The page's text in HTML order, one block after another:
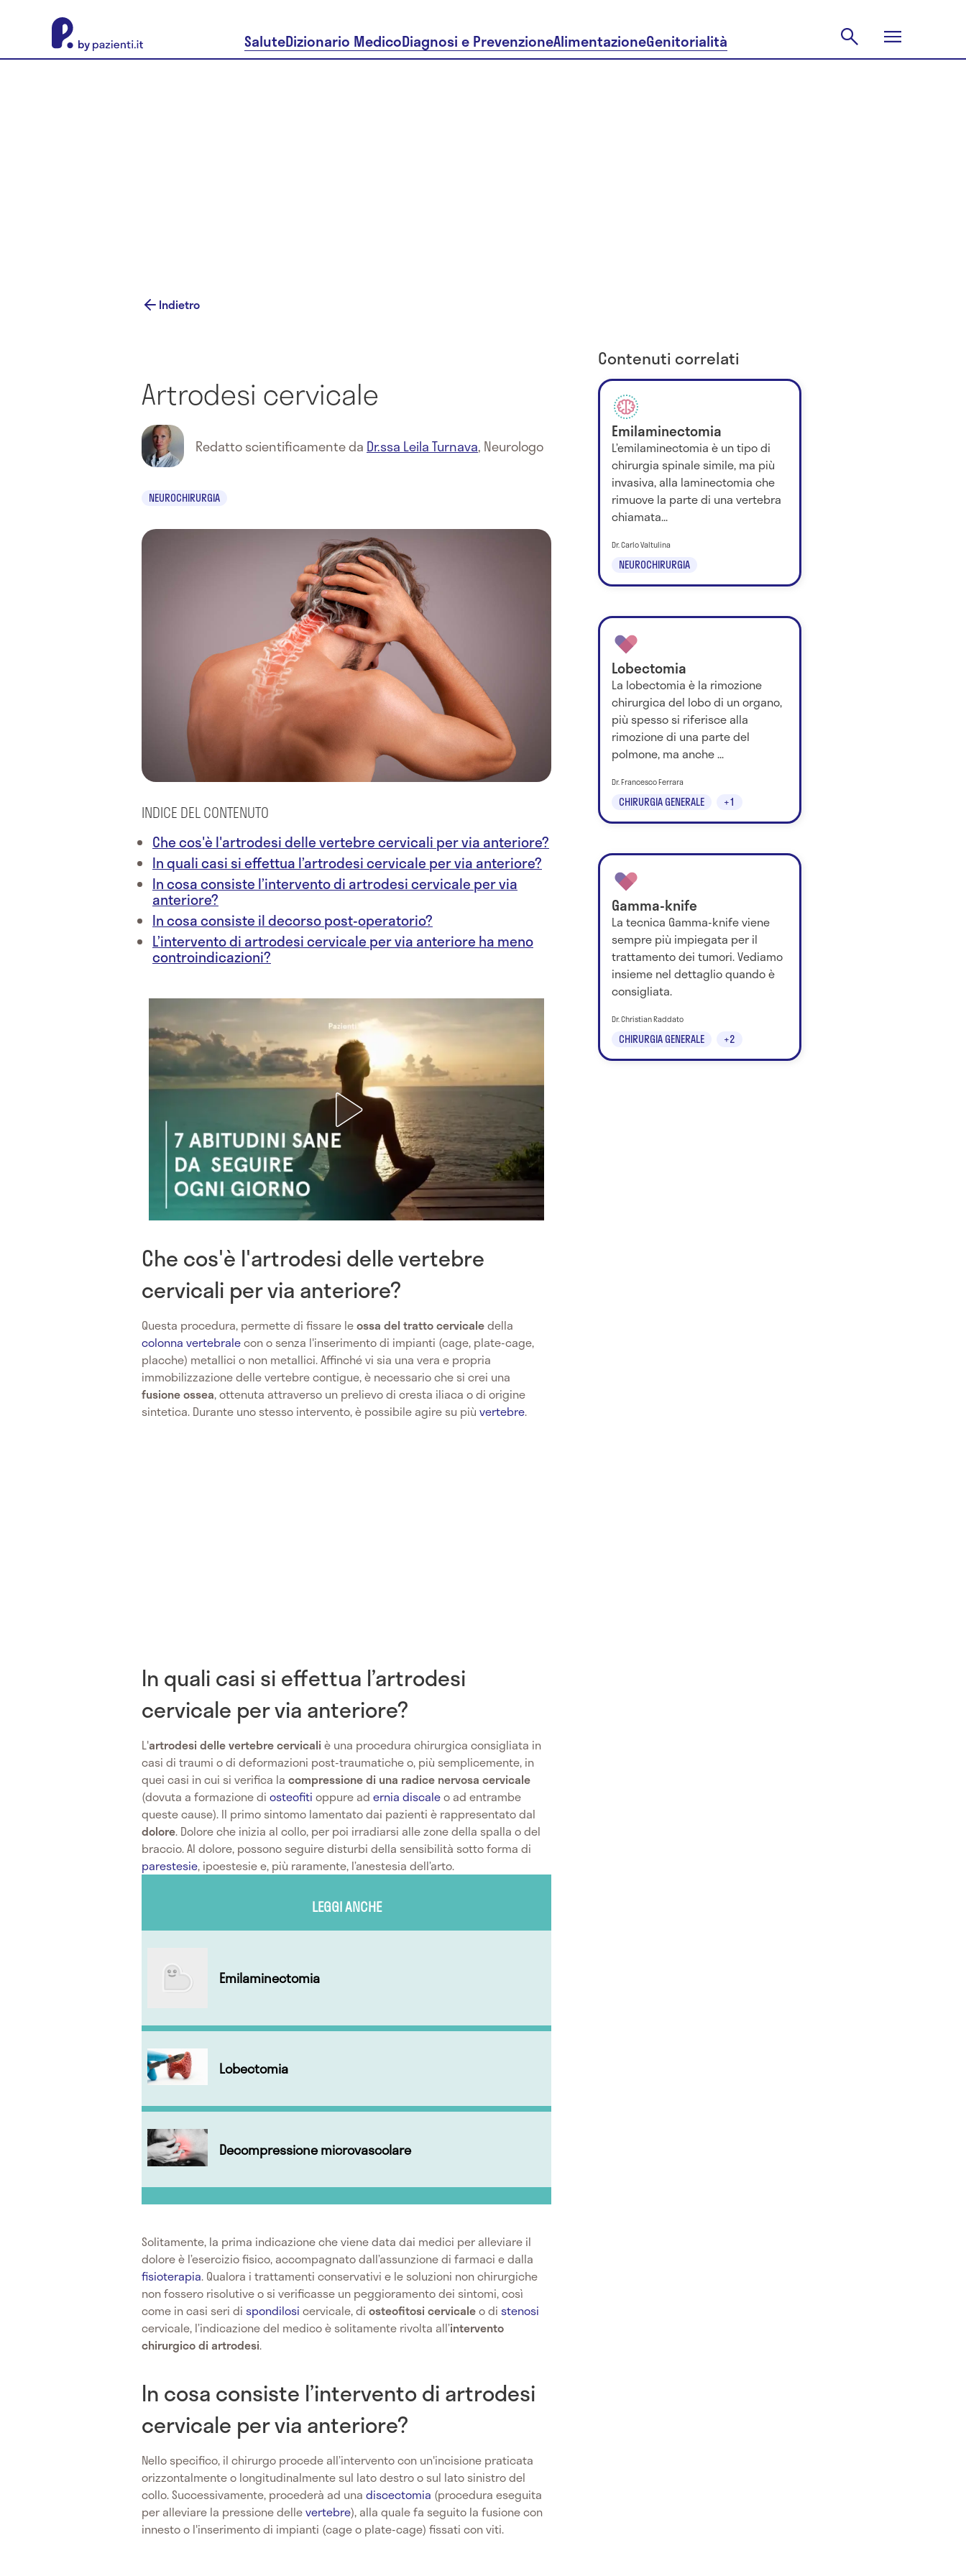
SaluteDizionario MedicoDiagnosi e PrevenzioneAlimentazioneGenitorialità
Indietro
Artrodesi cervicale
Redatto scientificamente da Dr.ssa Leila Turnava, Neurologo
NEUROCHIRURGIA
INDICE DEL CONTENUTO
Che cos'è l'artrodesi delle vertebre cervicali per via anteriore?
In quali casi si effettua l’artrodesi cervicale per via anteriore?
In cosa consiste l’intervento di artrodesi cervicale per via
anteriore?
In cosa consiste il decorso post-operatorio?
L’intervento di artrodesi cervicale per via anteriore ha meno
controindicazioni?
Che cos'è l'artrodesi delle vertebre
cervicali per via anteriore?
Questa procedura, permette di fissare leossa del tratto cervicaledella
colonna vertebralecon o senza l'inserimento di impianti (cage, plate-cage,
placche) metallici o non metallici. Affinché vi sia una vera e propria
immobilizzazione delle vertebre contigue, è necessario che si crei una
fusione ossea, ottenuta attraverso un prelievo di cresta iliaca o di origine
sintetica. Durante uno stesso intervento, è possibile agire su più vertebre.
In quali casi si effettua l’artrodesi
cervicale per via anteriore?
L'artrodesi delle vertebre cervicaliè una procedura chirurgica consigliata in
casi di traumi o di deformazioni post-traumatiche o, più semplicemente, in
quei casi in cui si verifica la compressione di una radice nervosa cervicale
(dovuta a formazione di osteofiti oppure ad ernia discaleo ad entrambe
queste cause). Il primo sintomo lamentato dai pazienti è rappresentato dal
dolore. Dolore che inizia al collo, per poi irradiarsi alle zone della spalla o del
braccio. Al dolore, possono seguire disturbi della sensibilità sotto forma di
parestesie, ipoestesie e, più raramente, l’anestesia dell’arto.
LEGGI ANCHE
Emilaminectomia
Lobectomia
Decompressione microvascolare
Solitamente, la prima indicazione che viene data dai medici per alleviare il
dolore è l’esercizio fisico, accompagnato dall’assunzione di farmaci e dalla
fisioterapia. Qualora i trattamenti conservativi e le soluzioni non chirurgiche
non fossero risolutive o si verificasse un peggioramento dei sintomi, così
come in casi seri di spondilosi cervicale, di osteofitosicervicaleo di stenosi
cervicale, l’indicazione del medico è solitamente rivolta all’intervento
chirurgico di artrodesi.
In cosa consiste l’intervento di artrodesi
cervicale per via anteriore?
Nello specifico, il chirurgo procede all’intervento con un'incisione praticata
orizzontalmente o longitudinalmente sul lato destro o sul lato sinistro del
collo. Successivamente, procederà ad una discectomia (procedura eseguita
per alleviare la pressione dellevertebre), alla quale fa seguito la fusione con
innesto o l'inserimento di impianti (cage o plate-cage) fissati con viti.
Contenuti correlati
Emilaminectomia
L’emilaminectomia è un tipo di
chirurgia spinale simile, ma più
invasiva, alla laminectomia che
rimuove la parte di una vertebra
chiamata...
NEUROCHIRURGIA
Dr. Carlo Valtulina
Lobectomia
La lobectomia è la rimozione
chirurgica del lobo di un organo,
più spesso si riferisce alla
rimozione di una parte del
polmone, ma anche ...
CHIRURGIA GENERALE +1
Dr. Francesco Ferrara
Gamma-knife
La tecnica Gamma-knife viene
sempre più impiegata per il
trattamento dei tumori. Vediamo
insieme nel dettaglio quando è
consigliata.
CHIRURGIA GENERALE +2
Dr. Christian Raddato